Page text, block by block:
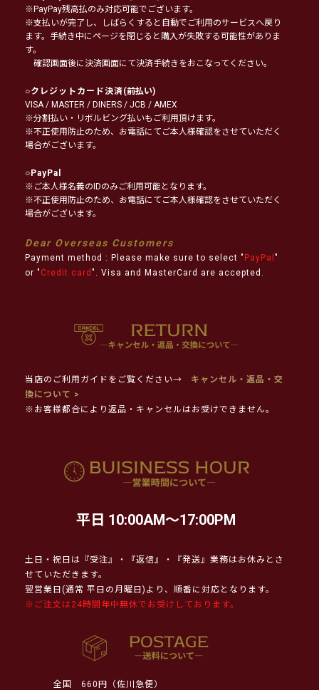
※PayPay残高払のみ対応可能でございます。
※支払いが完了し、しばらくすると自動でご利用のサービスへ戻り
ます。手続き中にページを閉じると購入が失敗する可能性がありま
す。
確認画面後に決済画面にて決済手続きをおこなってください。
○クレジットカード決済(前払い)
VISA / MASTER / DINERS / JCB / AMEX
※分割払い・リボルビング払いもご利用頂けます。
※不正使用防止のため、お電話にてご本人様確認をさせていただく
場合がございます。
○PayPal
※ご本人様名義のIDのみご利用可能となります。
※不正使用防止のため、お電話にてご本人様確認をさせていただく
場合がございます。
Dear Overseas Customers
Payment method : Please make sure to select " PayPal "
or " Credit card ". Visa and MasterCard are accepted.
当店のご利用ガイドをご覧ください→
キャンセル・返品・交
換について >
※お客様都合により返品・キャンセルはお受けできません。
平日 10:00AM～17:00PM
土日・祝日は『受注』・『返信』・『発送』業務はお休みとさ
せていただきます。
翌営業日(通常 平日の月曜日)より、順番に対応となります。
※ご注文は24時間年中無休でお受けしております。
全国
660円（佐川急便）